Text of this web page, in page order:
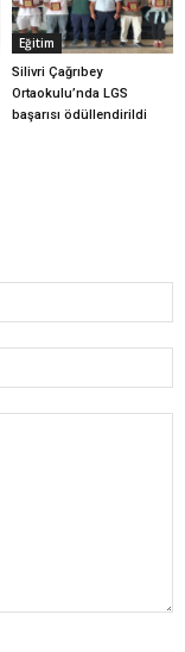
Eğitim
Silivri Çağrıbey
Ortaokulu’nda LGS
başarısı ödüllendirildi